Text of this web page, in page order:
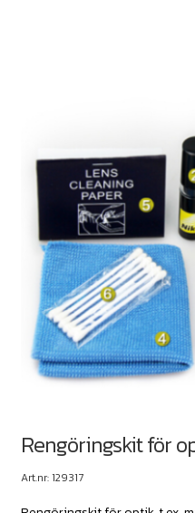
Rengöringskit för
Art.nr: 129317